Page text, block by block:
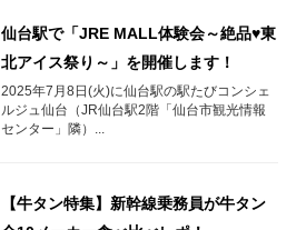
仙台駅で「JRE MALL体験会～絶品♥東
北アイス祭り～」を開催します！
2025年7月8日(火)に仙台駅の駅たびコンシェ
ルジュ仙台（JR仙台駅2階「仙台市観光情報
センター」隣）...
【牛タン特集】新幹線乗務員が牛タン